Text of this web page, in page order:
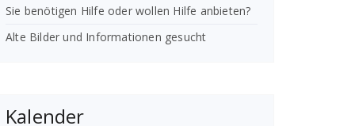
Sie benötigen Hilfe oder wollen Hilfe anbieten?
Alte Bilder und Informationen gesucht
Kalender